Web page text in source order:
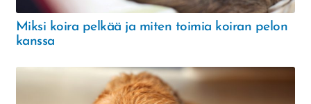
Miksi koira pelkää ja miten toimia koiran pelon
kanssa